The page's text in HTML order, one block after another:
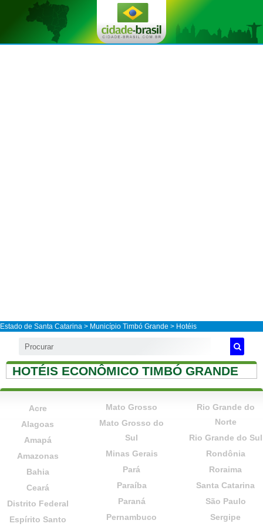
Estado de Santa Catarina > Município Timbó Grande > Hotéis
HOTÉIS ECONÔMICO TIMBÓ GRANDE
Acre
Alagoas
Amapá
Amazonas
Bahia
Ceará
Distrito Federal
Espírito Santo
Mato Grosso
Mato Grosso do
Sul
Minas Gerais
Pará
Paraíba
Paraná
Pernambuco
Rio Grande do
Norte
Rio Grande do Sul
Rondônia
Roraima
Santa Catarina
São Paulo
Sergipe